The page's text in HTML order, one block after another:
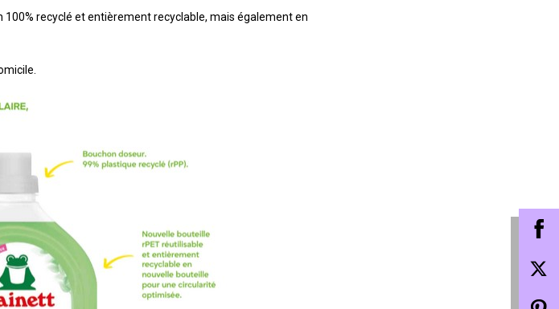
recyclé et entièrement recyclable, mais également en